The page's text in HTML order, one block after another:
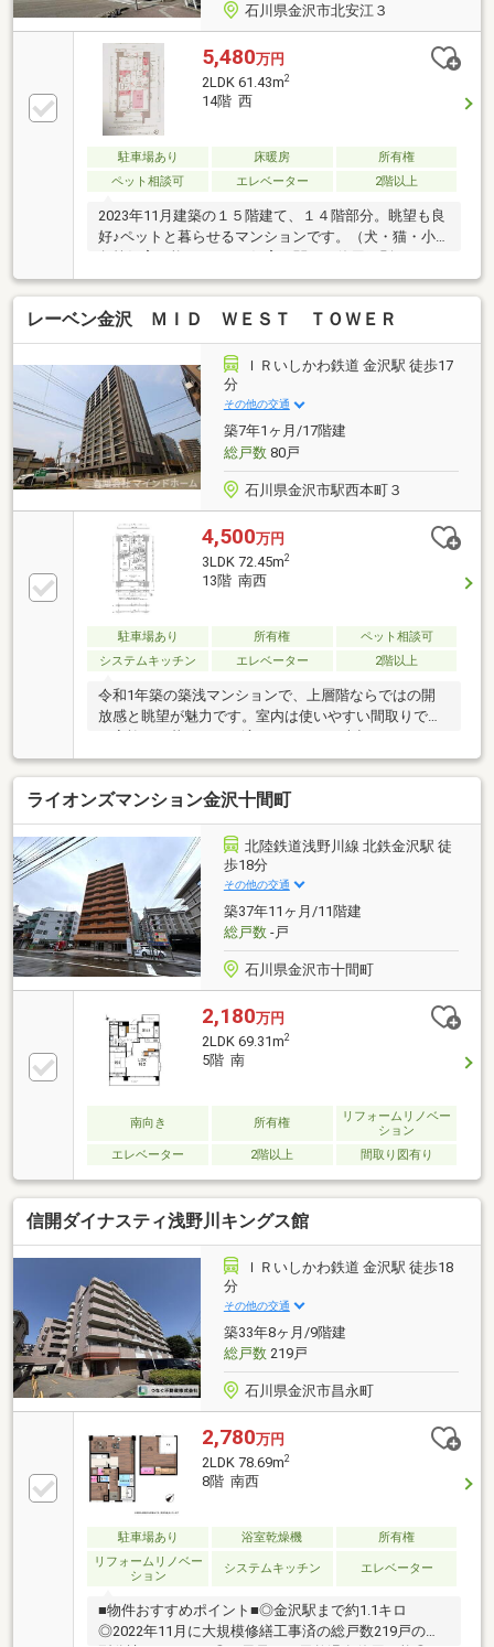
石川県金沢市北安江３
5,480万円
2LDK 61.43m2
14階 西
駐車場あり 床暖房
所有権
ペット相談可
エレベーター 2階以上
2023年11月建築の１５階建て、１４階部分。眺望も良
好♪ペットと暮らせるマンションです。（犬・猫・小
鳥等飼育可能。※ペット飼育に関する使用細則あり）
約１１．７帖のＬＤです。エアコン２台、床暖房あ
り。リビングの壁面はエコカラット壁になっていま
す。・食器洗浄乾燥機、ディスポーザー、浄水機能付
水栓、浴室暖房乾燥機・トイレ内に手洗い器あり充実
した共用施設！・グランドラウンジ、ウェイティング
サロン、ライブラリーサロンは無償でご利用いただけ
ます。・宅配BOX、ワークブース、パーティルーム、
ゲストサロンをご使用の際は使用料がかかります。・
２４時間ゴミ出し可能
レーベン金沢 ＭＩＤ ＷＥＳＴ ＴＯＷＥＲ
ＩＲいしかわ鉄道 金沢駅 徒歩17
分
その他の交通
築7年1ヶ月/17階建
総戸数80戸
石川県金沢市駅西本町３
4,500万円
3LDK 72.45m2
13階 南西
駐車場あり 所有権
ペット相談可
システムキッチン
エレベーター 2階以上
令和1年築の築浅マンションで、上層階ならではの開
放感と眺望が魅力です。室内は使いやすい間取りで、
ご家族での暮らしにも適しています。大切なペットと
一緒に暮らせる点も嬉しいポイントですね。金沢駅西
エリアの利便性の高い立地に加え、分譲マンションな
らではのしっかりとした管理体制も魅力。快適性と資
産性を兼ね備えたおすすめの一邸です。売主様居住中
のため、ご内見の際は事前にご予約が必要です。1住
戸につき1台確保可能 ※都度空き区画の確認要す。タワ
ー式のため、サイズ制限がございます。（要確認）
ライオンズマンション金沢十間町
北陸鉄道浅野川線 北鉄金沢駅 徒
歩18分
その他の交通
築37年11ヶ月/11階建
総戸数-戸
石川県金沢市十間町
2,180万円
2LDK 69.31m2
5階 南
南向き 所有権
リフォームリノベー
ション
エレベーター
2階以上 間取り図有り
信開ダイナスティ浅野川キングス館
ＩＲいしかわ鉄道 金沢駅 徒歩18
分
その他の交通
築33年8ヶ月/9階建
総戸数219戸
石川県金沢市昌永町
2,780万円
2LDK 78.69m2
8階 南西
駐車場あり 浴室乾燥機
所有権
リフォームリノベー
ション
システムキッチン エレベーター
■物件おすすめポイント■◎金沢駅まで約1.1キロ
◎2022年11月に大規模修繕工事済の総戸数219戸の大